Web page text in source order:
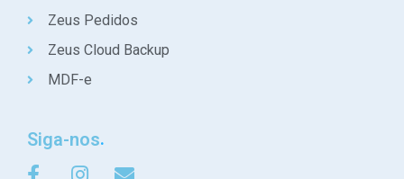
Zeus Pedidos
Zeus Cloud Backup
MDF-e
Siga-nos